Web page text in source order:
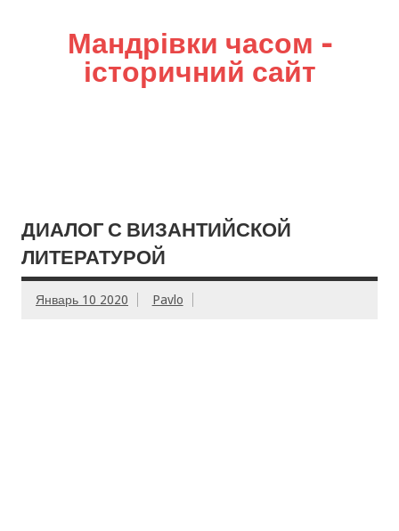
Мандрівки часом –
історичний сайт
ДИАЛОГ С ВИЗАНТИЙСКОЙ
ЛИТЕРАТУРОЙ
Январь 10 2020 Pavlo